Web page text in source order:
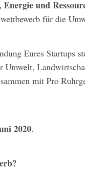
und
für die
Eures Startups
mit Pro
2020.